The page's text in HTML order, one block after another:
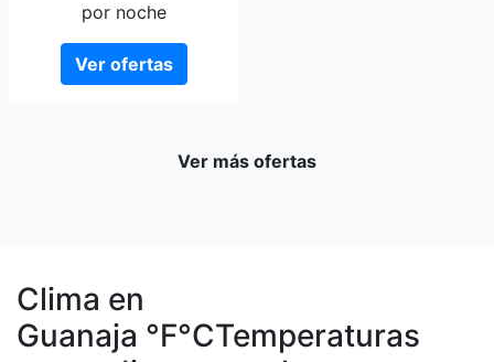
por noche
Ver ofertas
Ver más ofertas
Clima en
Guanaja °F°CTemperaturas